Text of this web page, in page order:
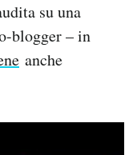
su una
blogger – in
anche